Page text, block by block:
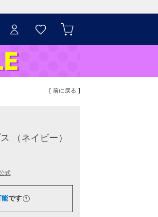
[ 前に戻る ]
（ネイビー）
式
能です